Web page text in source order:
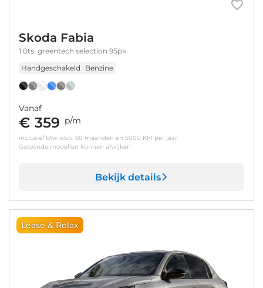
Skoda Fabia
1.0tsi greentech selection 95pk
Handgeschakeld
Benzine
Vanaf
€ 359 p/m
inclusief btw o.b.v. 60 maanden en 5000 KM per jaar.
Getoonde modellen kunnen afwijken
Bekijk details
Lease & Relax